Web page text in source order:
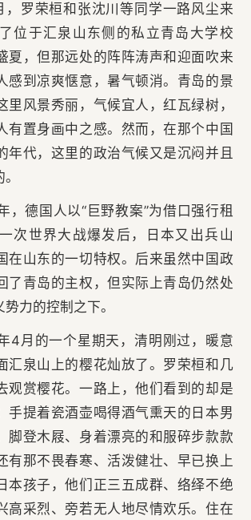
，罗荣桓和张沈川等同学一路风尘来
位于汇泉山东侧的私立青岛大学校
夏，但那远处的阵阵涛声和迎面吹来
感到凉爽惬意，暑气顿消。青岛的景
里风景秀丽，气候宜人，红瓦绿树，
有置身画中之感。然而，在那个中国
年代，这里的政治气候又是沉闷并且
，德国人以“巨野教案”为借口强行租
次世界大战爆发后，日本又出兵山
在山东的一切特权。后来虽然中国政
了青岛的主权，但实际上青岛仍然处
力的控制之下。
4月的一个星期天，清明刚过，暖意
汇泉山上的樱花灿放了。罗荣桓和几
观赏樱花。一路上，他们看到的却是
手提着瓷酒壶喝得酒气熏天的日本男
脚登木屐、身着漂亮的和服碎步款款
有那不畏春寒、活泼健壮、早已换上
本孩子，他们正三五成群、络绎不绝
高采烈、旁若无人地尽情欢乐。住在